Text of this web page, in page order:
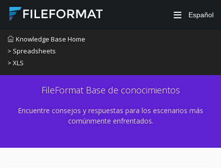
Español
Knowledge Base Home
> Spreadsheets
> XLS
FileFormat Base de conocimientos
Encuentre consejos y respuestas para los escenarios más
comúnmente enfrentados.